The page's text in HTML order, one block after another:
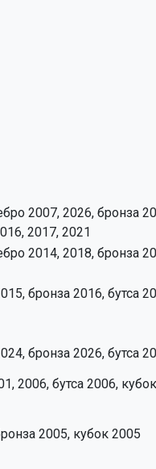
2007, 2026, бронза
2017, 2021
2014, 2018, бронза
бронза 2016, бутса
бронза 2026, бутса
2006, бутса 2006,
2005, кубок 2005